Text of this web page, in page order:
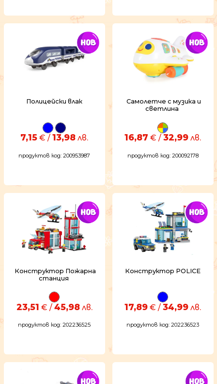
Полицейски влак
7,15 € / 13,98 лв.
продуктов код: 200953987
Самолетче с музика и
светлина
16,87 € / 32,99 лв.
продуктов код: 200092178
Конструктор Пожарна
станция
23,51 € / 45,98лв.
продуктов код: 202236525
Конструктор POLICE
17,89 € / 34,99 лв.
продуктов код: 202236523